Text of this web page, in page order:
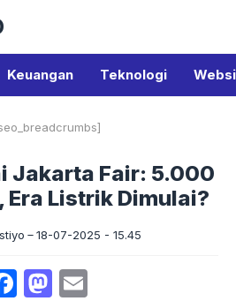
Keuangan Teknologi
Jakarta Fair: 5.000
Era Listrik Dimulai?
18-07-2025 - 15.45
Facebook
Mastodon